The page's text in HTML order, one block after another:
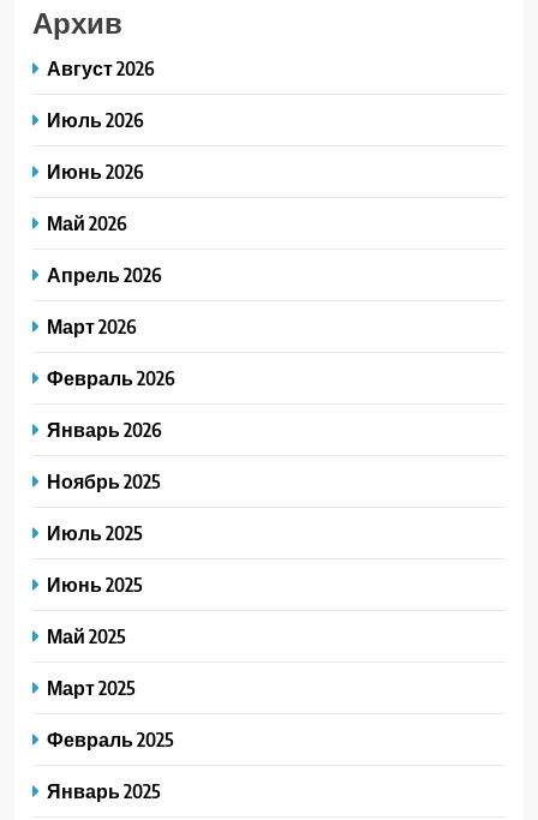
Архив
Август 2026
Июль 2026
Июнь 2026
Май 2026
Апрель 2026
Март 2026
Февраль 2026
Январь 2026
Ноябрь 2025
Июль 2025
Июнь 2025
Май 2025
Март 2025
Февраль 2025
Январь 2025